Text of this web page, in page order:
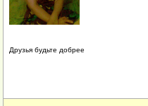
Друзья будьте добрее